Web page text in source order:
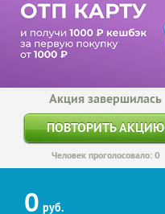
Акция завершилась
ПОВТОРИТЬ АКЦИЮ
Человек проголосовало: 0
0 руб.